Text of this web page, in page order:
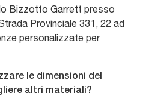
Bizzotto Garrett presso
Provinciale 331, 22 ad
personalizzate per
le dimensioni del
altri materiali?